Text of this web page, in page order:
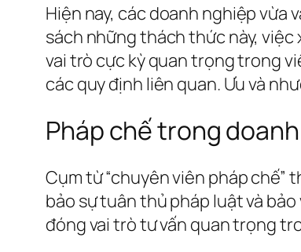
Hiện nay, các doanh nghiệp vừa
sách những thách thức này, việc
vai trò cực kỳ quan trọng trong
các quy định liên quan. Ưu và
Pháp chế trong
Cụm từ “chuyên viên pháp
bảo sự tuân thủ pháp luật và
đóng vai trò tư vấn quan trọng